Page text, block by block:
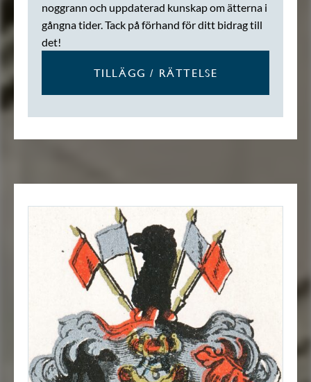
noggrann och uppdaterad kunskap om ätterna i
gångna tider. Tack på förhand för ditt bidrag till
det!
TILLÄGG / RÄTTELSE